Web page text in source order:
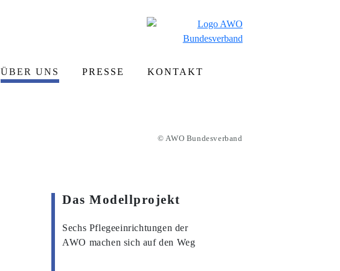
ÜBER UNS PRESSE KONTAKT
© AWO Bundesverband
Das Modellprojekt
Sechs Pflegeeinrichtungen der
AWO machen sich auf den Weg